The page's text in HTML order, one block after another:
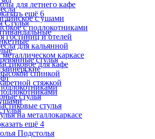
для летнего кафе
ещё 6
Стулья
стулья
стулья
стулья
на металлокаркасе
ещё 4
Подстолья
с ушами
с подлокотниками
гостиниц и отелей
для кальянной
каркасе
для кафе
спинкой
стяжкой